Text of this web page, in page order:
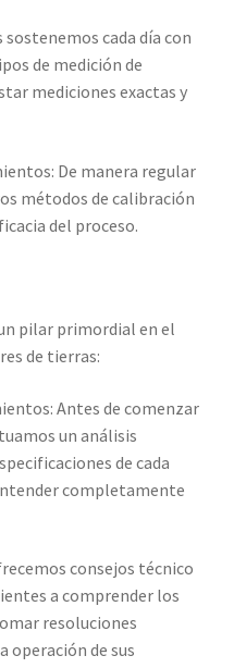
cada día con
de medición de
mediciones exactas y
De manera regular
métodos de calibración
del proceso.
pilar primordial en el
de tierras:
Antes de comenzar
un análisis
de cada
completamente
consejos técnico
a comprender los
resoluciones
operación de sus